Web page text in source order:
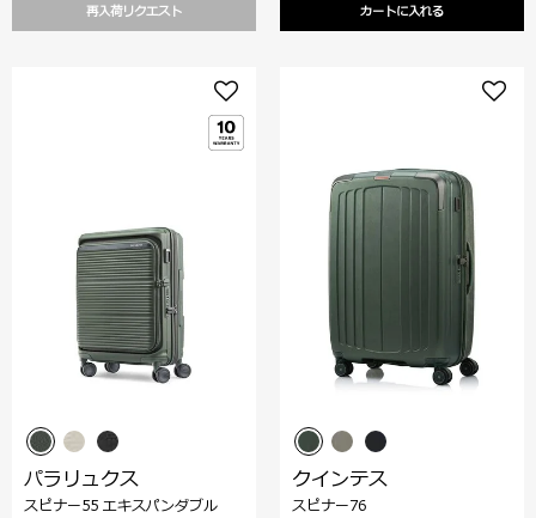
再入荷リクエスト カートに入れる
パラリュクス
スピナー55 エキスパンダブル
クインテス
スピナー76